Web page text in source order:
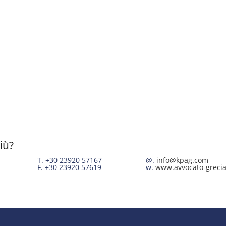
T. +30 23920 57167
F. +30 23920 57619
@. info@kpag.com
w. www.avvocato-